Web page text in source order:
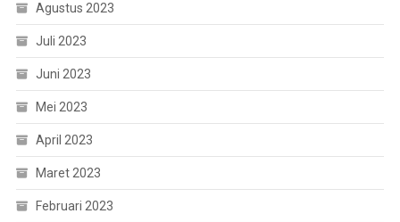
Agustus 2023
Juli 2023
Juni 2023
Mei 2023
April 2023
Maret 2023
Februari 2023